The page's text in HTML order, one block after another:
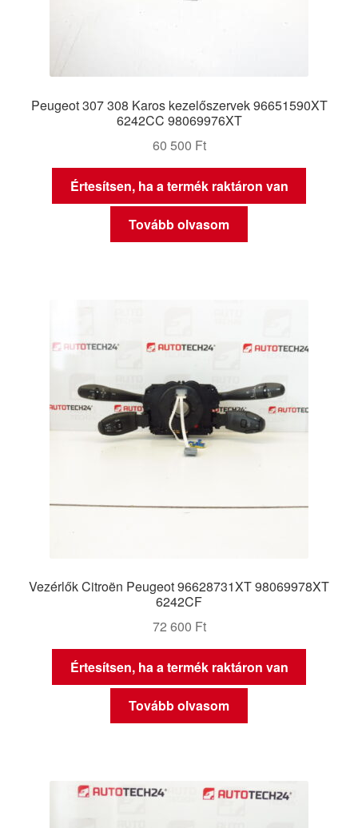
Peugeot 307 308 Karos kezelőszervek 96651590XT
6242CC 98069976XT
60 500 Ft
Értesítsen, ha a termék raktáron van
Tovább olvasom
Vezérlők Citroën Peugeot 96628731XT 98069978XT
6242CF
72 600 Ft
Értesítsen, ha a termék raktáron van
Tovább olvasom